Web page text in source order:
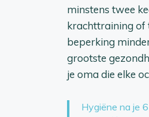
minstens twee
krachttraining of
beperking
grootste
je oma die elke
Hygiëne na je